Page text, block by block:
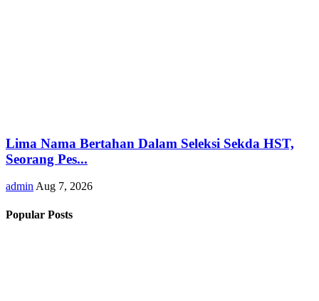
Lima Nama Bertahan Dalam Seleksi Sekda HST,
Seorang Pes...
adminAug 7, 2026
Popular Posts